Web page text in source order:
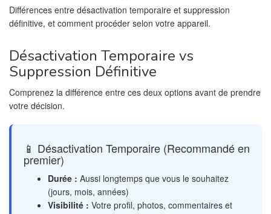
Différences entre désactivation temporaire et suppression
définitive, et comment procéder selon votre appareil.
Désactivation Temporaire vs
Suppression Définitive
Comprenez la différence entre ces deux options avant de prendre
votre décision.
📱 Désactivation Temporaire (Recommandé en
premier)
Durée : Aussi longtemps que vous le souhaitez
(jours, mois, années)
Visibilité : Votre profil, photos, commentaires et